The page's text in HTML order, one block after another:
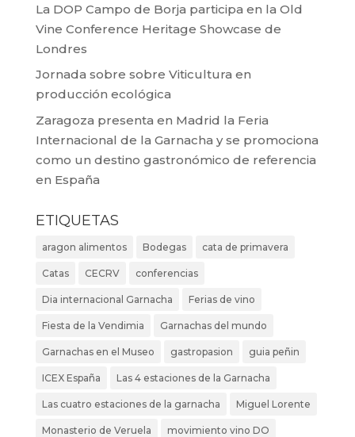
La DOP Campo de Borja participa en la Old
Vine Conference Heritage Showcase de
Londres
Jornada sobre sobre Viticultura en
producción ecológica
Zaragoza presenta en Madrid la Feria
Internacional de la Garnacha y se promociona
como un destino gastronómico de referencia
en España
ETIQUETAS
aragon alimentos Bodegas cata de primavera
Catas CECRV conferencias
Dia internacional Garnacha Ferias de vino
Fiesta de la Vendimia Garnachas del mundo
Garnachas en el Museo gastropasion guia peñin
ICEX España Las 4 estaciones de la Garnacha
Las cuatro estaciones de la garnacha Miguel Lorente
Monasterio de Veruela movimiento vino DO